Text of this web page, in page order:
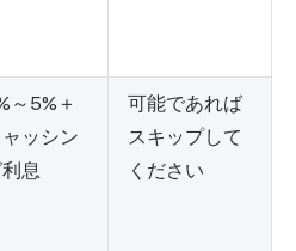
～5%＋
ッシン
息
可能であれば
スキップして
ください